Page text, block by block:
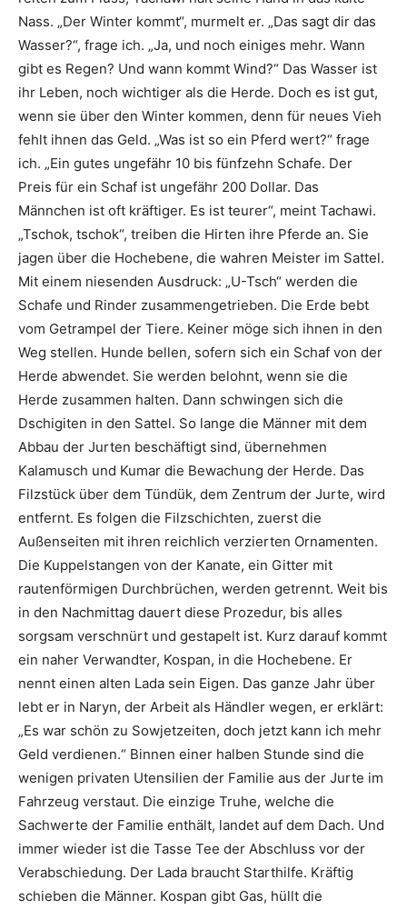
Nass. „Der Winter kommt“, murmelt er. „Das sagt dir das
Wasser?“, frage ich. „Ja, und noch einiges mehr. Wann
gibt es Regen? Und wann kommt Wind?“ Das Wasser ist
ihr Leben, noch wichtiger als die Herde. Doch es ist gut,
wenn sie über den Winter kommen, denn für neues Vieh
fehlt ihnen das Geld. „Was ist so ein Pferd wert?“ frage
ich. „Ein gutes ungefähr 10 bis fünfzehn Schafe. Der
Preis für ein Schaf ist ungefähr 200 Dollar. Das
Männchen ist oft kräftiger. Es ist teurer“, meint Tachawi.
„Tschok, tschok“, treiben die Hirten ihre Pferde an. Sie
jagen über die Hochebene, die wahren Meister im Sattel.
Mit einem niesenden Ausdruck: „U-Tsch“ werden die
Schafe und Rinder zusammengetrieben. Die Erde bebt
vom Getrampel der Tiere. Keiner möge sich ihnen in den
Weg stellen. Hunde bellen, sofern sich ein Schaf von der
Herde abwendet. Sie werden belohnt, wenn sie die
Herde zusammen halten. Dann schwingen sich die
Dschigiten in den Sattel. So lange die Männer mit dem
Abbau der Jurten beschäftigt sind, übernehmen
Kalamusch und Kumar die Bewachung der Herde. Das
Filzstück über dem Tündük, dem Zentrum der Jurte, wird
entfernt. Es folgen die Filzschichten, zuerst die
Außenseiten mit ihren reichlich verzierten Ornamenten.
Die Kuppelstangen von der Kanate, ein Gitter mit
rautenförmigen Durchbrüchen, werden getrennt. Weit bis
in den Nachmittag dauert diese Prozedur, bis alles
sorgsam verschnürt und gestapelt ist. Kurz darauf kommt
ein naher Verwandter, Kospan, in die Hochebene. Er
nennt einen alten Lada sein Eigen. Das ganze Jahr über
lebt er in Naryn, der Arbeit als Händler wegen, er erklärt:
„Es war schön zu Sowjetzeiten, doch jetzt kann ich mehr
Geld verdienen.“ Binnen einer halben Stunde sind die
wenigen privaten Utensilien der Familie aus der Jurte im
Fahrzeug verstaut. Die einzige Truhe, welche die
Sachwerte der Familie enthält, landet auf dem Dach. Und
immer wieder ist die Tasse Tee der Abschluss vor der
Verabschiedung. Der Lada braucht Starthilfe. Kräftig
schieben die Männer. Kospan gibt Gas, hüllt die